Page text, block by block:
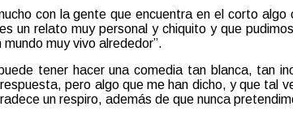
con la gente que encuentra en el corto
un relato muy personal y chiquito y que
muy vivo alrededor”.
tener hacer una comedia tan blanca, tan
pero algo que me han dicho, y que tal
un respiro, además de que nunca